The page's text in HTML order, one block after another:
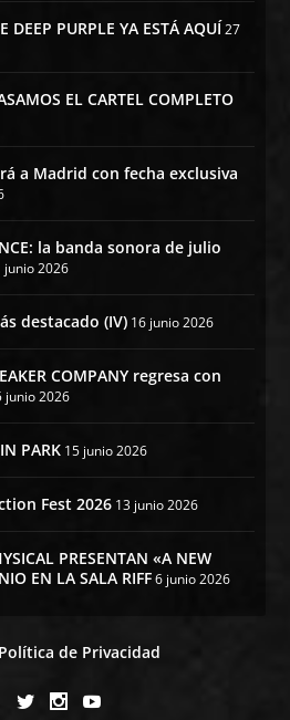
DEEP PURPLE YA ESTÁ AQUÍ27
EL CARTEL COMPLETO
a Madrid con fecha exclusiva
la banda sonora de julio
junio 2026
destacado (IV) 16 junio 2026
COMPANY regresa con
junio 2026
PARK 15 junio 2026
Fest 2026 13 junio 2026
PRESENTAN «A NEW
EN LA SALA RIFF 6 junio 2026
Política de Privacidad